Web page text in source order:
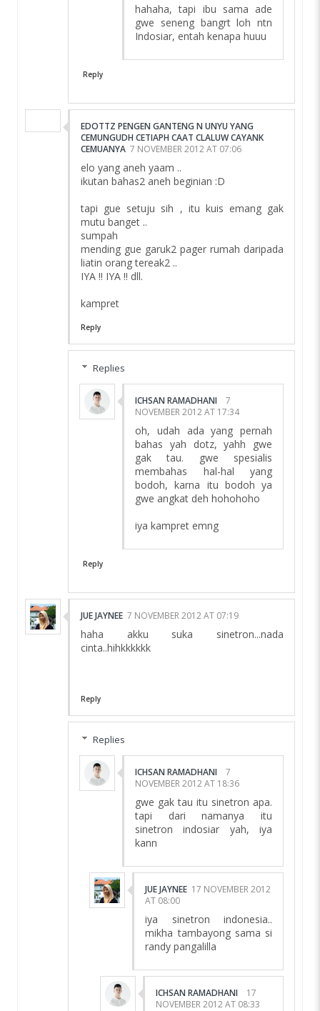
hahaha, tapi ibu sama ade
gwe seneng bangrt loh ntn
Indosiar, entah kenapa huuu
Reply
EDOTTZ PENGEN GANTENG N UNYU YANG
CEMUNGUDH CETIAPH CAAT CLALUW CAYANK
CEMUANYA 7 NOVEMBER 2012 AT 07:06
elo yang aneh yaam ..
ikutan bahas2 aneh beginian :D
tapi gue setuju sih , itu kuis emang gak
mutu banget ..
sumpah
mending gue garuk2 pager rumah daripada
liatin orang tereak2 ..
IYA !! IYA !! dll.
kampret
Reply
Replies
ICHSAN RAMADHANI
7
NOVEMBER 2012 AT 17:34
oh, udah ada yang pernah
bahas yah dotz, yahh gwe
gak tau. gwe spesialis
membahas hal-hal yang
bodoh, karna itu bodoh ya
gwe angkat deh hohohoho
iya kampret emng
Reply
JUE JAYNEE 7 NOVEMBER 2012 AT 07:19
haha akku suka sinetron...nada
cinta..hihkkkkkk
Reply
Replies
ICHSAN RAMADHANI
7
NOVEMBER 2012 AT 18:36
gwe gak tau itu sinetron apa.
tapi dari namanya itu
sinetron indosiar yah, iya
kann
JUE JAYNEE 17 NOVEMBER 2012
AT 08:00
iya sinetron indonesia..
mikha tambayong sama si
randy pangalilla
ICHSAN RAMADHANI
17
NOVEMBER 2012 AT 08:33